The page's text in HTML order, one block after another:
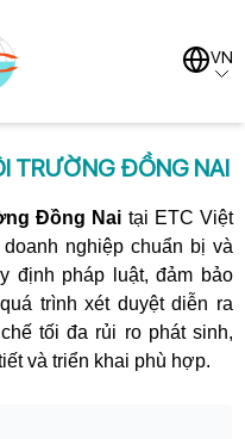
VN
TRƯỜNG ĐỒNG NAI
Đồng Nai tại ETC Việt
nghiệp chuẩn bị và
định pháp luật, đảm bảo
trình xét duyệt diễn ra
tối đa rủi ro phát sinh,
và triển khai phù hợp.